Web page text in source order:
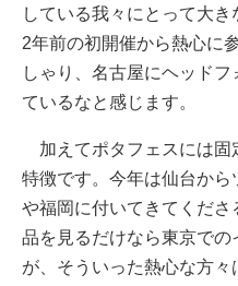
している我々にとって大
2年前の初開催から熱心に
しゃり、名古屋にヘッド
ているなと感じます。
加えてポタフェスには固
特徴です。今年は仙台か
や福岡に付いてきてくだ
品を見るだけなら東京で
が、そういった熱心な方々